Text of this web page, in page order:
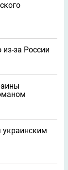
за России